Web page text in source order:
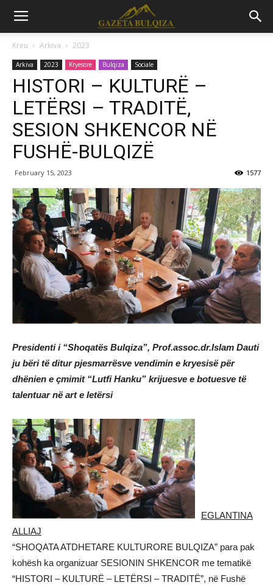
Kreu Arkiva 2023
Arkiva 2023 Kryesore Bulqiza Sociale
HISTORI – KULTURË –
LETËRSI – TRADITË,
SESION SHKENCOR NË
FUSHË-BULQIZË
February 15, 2023 1577
Presidenti i “Shoqatës Bulqiza”, Prof.assoc.dr.Islam Dauti
ju bëri të ditur pjesmarrësve vendimin e kryesisë për
dhënien e çmimit “Lutfi Hanku” krijuesve e botuesve të
talentuar në art e letërsi
EGLANTINA
ALLIAJ
“SHOQATA ATDHETARE KULTURORE BULQIZA” para pak
kohësh ka organizuar SESIONIN SHKENCOR me tematikë
“HISTORI – KULTURË – LETËRSI – TRADITË”, në Fushë